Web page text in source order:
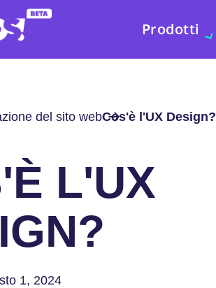
Prodotti
del sito webCos'è l'UX Design?
L'UX
1, 2024